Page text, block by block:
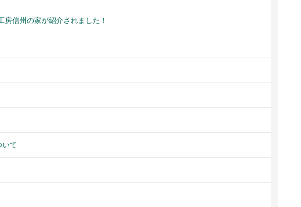
信州の家が紹介されました！
いて